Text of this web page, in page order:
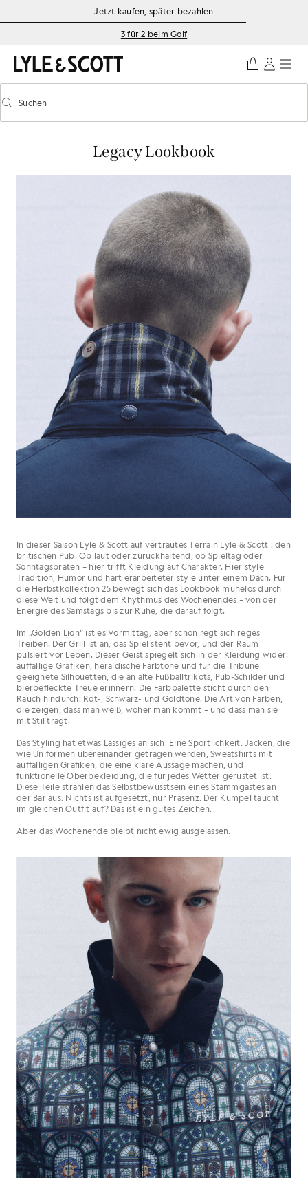
Zum Hauptinhalt springen
Informationen zur Barrierefreiheit
Jetzt kaufen, später bezahlen
3 für 2 beim Golf
Vorausschauende Suche ein-/ausschalten
Suchen
Legacy Lookbook
In dieser Saison Lyle & Scott auf vertrautes Terrain Lyle & Scott : den
britischen Pub. Ob laut oder zurückhaltend, ob Spieltag oder
Sonntagsbraten – hier trifft Kleidung auf Charakter. Hier style
Tradition, Humor und hart erarbeiteter style unter einem Dach. Für
die Herbstkollektion 25 bewegt sich das Lookbook mühelos durch
diese Welt und folgt dem Rhythmus des Wochenendes – von der
Energie des Samstags bis zur Ruhe, die darauf folgt.
Im „Golden Lion“ ist es Vormittag, aber schon regt sich reges
Treiben. Der Grill ist an, das Spiel steht bevor, und der Raum
pulsiert vor Leben. Dieser Geist spiegelt sich in der Kleidung wider:
auffällige Grafiken, heraldische Farbtöne und für die Tribüne
geeignete Silhouetten, die an alte Fußballtrikots, Pub-Schilder und
bierbefleckte Treue erinnern. Die Farbpalette sticht durch den
Rauch hindurch: Rot-, Schwarz- und Goldtöne. Die Art von Farben,
die zeigen, dass man weiß, woher man kommt – und dass man sie
mit Stil trägt.
Das Styling hat etwas Lässiges an sich. Eine Sportlichkeit. Jacken, die
wie Uniformen übereinander getragen werden, Sweatshirts mit
auffälligen Grafiken, die eine klare Aussage machen, und
funktionelle Oberbekleidung, die für jedes Wetter gerüstet ist.
Diese Teile strahlen das Selbstbewusstsein eines Stammgastes an
der Bar aus. Nichts ist aufgesetzt, nur Präsenz. Der Kumpel taucht
im gleichen Outfit auf? Das ist ein gutes Zeichen.
Aber das Wochenende bleibt nicht ewig ausgelassen.